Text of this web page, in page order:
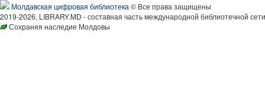
Молдавская цифровая библиотека © Все права защищены
2019-2026, LIBRARY.MD - составная часть международной библиотечной
Сохраняя наследие Молдовы